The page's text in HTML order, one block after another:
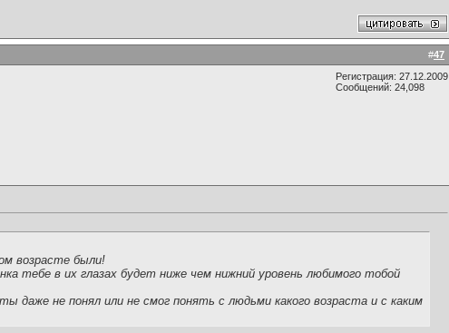
#47
Регистрация: 27.12.2009
Сообщений: 24,098
возрасте были!
тебе в их глазах будет ниже чем нижний уровень любимого тобой
даже не понял или не смог понять с людьми какого возраста и с каким